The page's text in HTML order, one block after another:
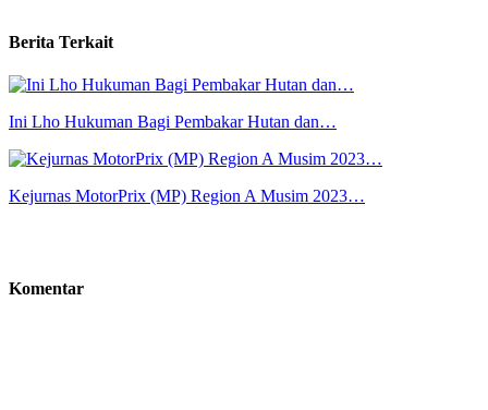
Berita Terkait
Ini Lho Hukuman Bagi Pembakar Hutan dan…
Kejurnas MotorPrix (MP) Region A Musim 2023…
Komentar